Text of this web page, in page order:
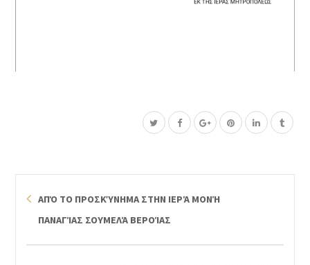
ΑΠΌ ΤΟ ΠΡΟΣΚΎΝΗΜΑ ΣΤΗΝ ΙΕΡΆ ΜΟΝΉ
ΠΑΝΑΓΊΑΣ ΣΟΥΜΕΛΆ ΒΕΡΟΊΑΣ